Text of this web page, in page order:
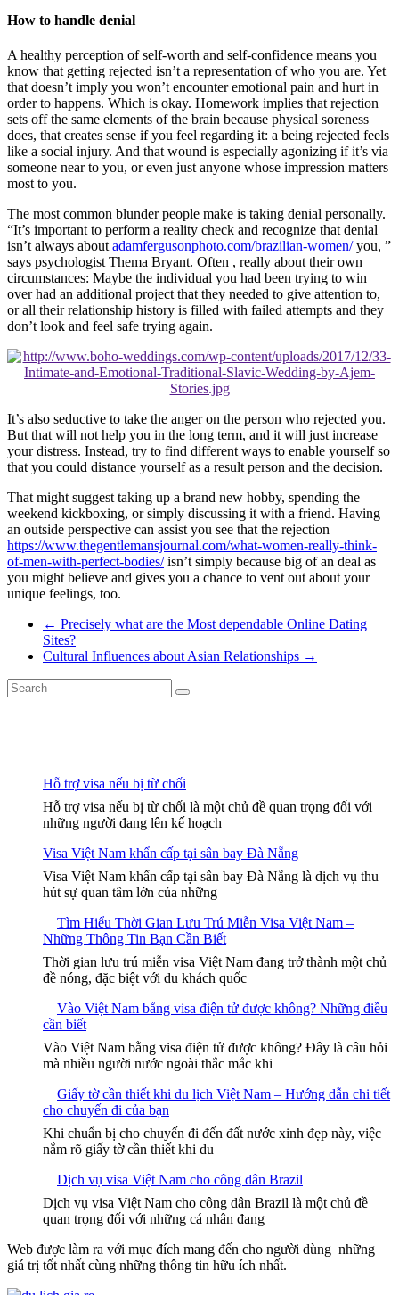
How to handle denial
A healthy perception of self-worth and self-confidence means you
know that getting rejected isn’t a representation of who you are. Yet
that doesn’t imply you won’t encounter emotional pain and hurt in
order to happens. Which is okay. Homework implies that rejection
sets off the same elements of the brain because physical soreness
does, that creates sense if you feel regarding it: a being rejected feels
like a social injury. And that wound is especially agonizing if it’s via
someone near to you, or even just anyone whose impression matters
most to you.
The most common blunder people make is taking denial personally.
“It’s important to perform a reality check and recognize that denial
isn’t always about adamfergusonphoto.com/brazilian-women/you, ”
says psychologist Thema Bryant. Often , really about their own
circumstances: Maybe the individual you had been trying to win
over had an additional project that they needed to give attention to,
or all their relationship history is filled with failed attempts and they
don’t look and feel safe trying again.
It’s also seductive to take the anger on the person who rejected you.
But that will not help you in the long term, and it will just increase
your distress. Instead, try to find different ways to enable yourself so
that you could distance yourself as a result person and the decision.
That might suggest taking up a brand new hobby, spending the
weekend kickboxing, or simply discussing it with a friend. Having
an outside perspective can assist you see that the rejection
https://www.thegentlemansjournal.com/what-women-really-think-
of-men-with-perfect-bodies/isn’t simply because big of an deal as
you might believe and gives you a chance to vent out about your
unique feelings, too.
← Precisely what are the Most dependable Online Dating
Sites?
Cultural Influences about Asian Relationships →
Hỗ trợ visa nếu bị từ chối
Hỗ trợ visa nếu bị từ chối là một chủ đề quan trọng đối với
những người đang lên kế hoạch
Visa Việt Nam khẩn cấp tại sân bay Đà Nẵng
Visa Việt Nam khẩn cấp tại sân bay Đà Nẵng là dịch vụ thu
hút sự quan tâm lớn của những
Tìm Hiểu Thời Gian Lưu Trú Miễn Visa Việt Nam –
Những Thông Tin Bạn Cần Biết
Thời gian lưu trú miễn visa Việt Nam đang trở thành một chủ
đề nóng, đặc biệt với du khách quốc
Vào Việt Nam bằng visa điện tử được không? Những điều
cần biết
Vào Việt Nam bằng visa điện tử được không? Đây là câu hỏi
mà nhiều người nước ngoài thắc mắc khi
Giấy tờ cần thiết khi du lịch Việt Nam – Hướng dẫn chi tiết
cho chuyến đi của bạn
Khi chuẩn bị cho chuyến đi đến đất nước xinh đẹp này, việc
nắm rõ giấy tờ cần thiết khi du
Dịch vụ visa Việt Nam cho công dân Brazil
Dịch vụ visa Việt Nam cho công dân Brazil là một chủ đề
quan trọng đối với những cá nhân đang
Web được làm ra với mục đích mang đến cho người dùng những
giá trị tốt nhất cùng những thông tin hữu ích nhất.